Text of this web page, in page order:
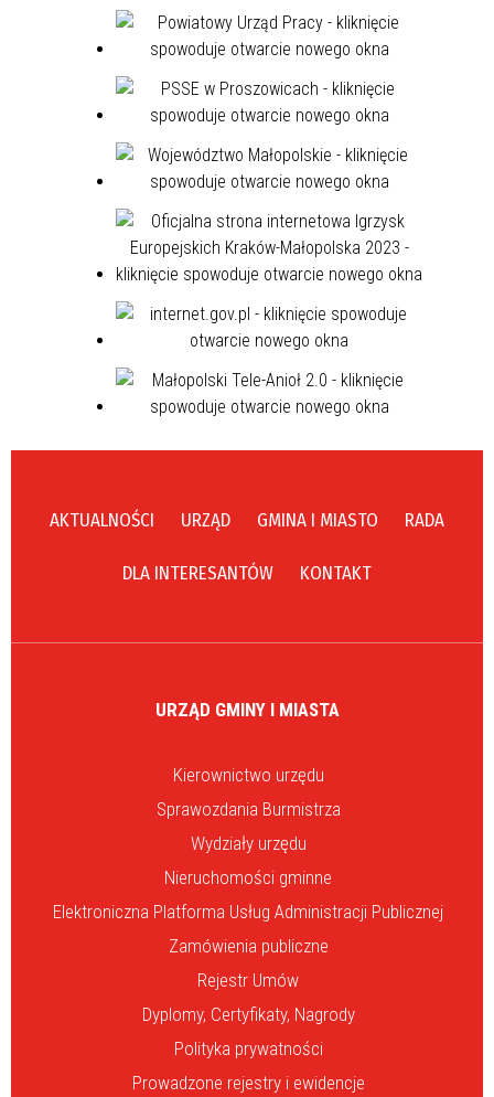
AKTUALNOŚCI URZĄD GMINA I MIASTO RADA
DLA INTERESANTÓW KONTAKT
URZĄD GMINY I MIASTA
Kierownictwo urzędu
Sprawozdania Burmistrza
Wydziały urzędu
Nieruchomości gminne
Elektroniczna Platforma Usług Administracji Publicznej
Zamówienia publiczne
Rejestr Umów
Dyplomy, Certyfikaty, Nagrody
Polityka prywatności
Prowadzone rejestry i ewidencje